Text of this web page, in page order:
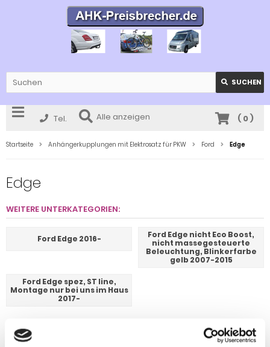
SUCHEN
Tel. Alle anzeigen ( 0)
Startseite Anhängerkupplungen mit Elektrosatz für PKW Ford Edge
Edge
WEITERE UNTERKATEGORIEN:
Ford Edge 2016-
Ford Edge nicht Eco Boost,
nicht massegesteuerte
Beleuchtung, Blinkerfarbe
gelb 2007-2015
Ford Edge spez, ST line,
Montage nur bei uns im Haus
2017-